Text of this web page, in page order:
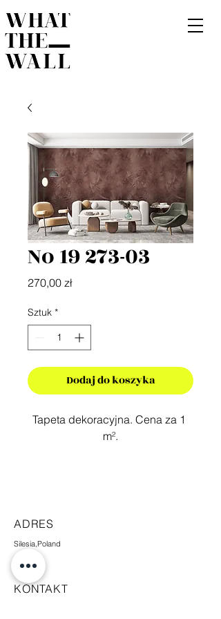
No 19 273-03
270,00 złCena
Sztuk *
Dodaj do koszyka
Tapeta dekoracyjna. Cena za 1
m².
ADRES
Silesia,Poland
KONTAKT